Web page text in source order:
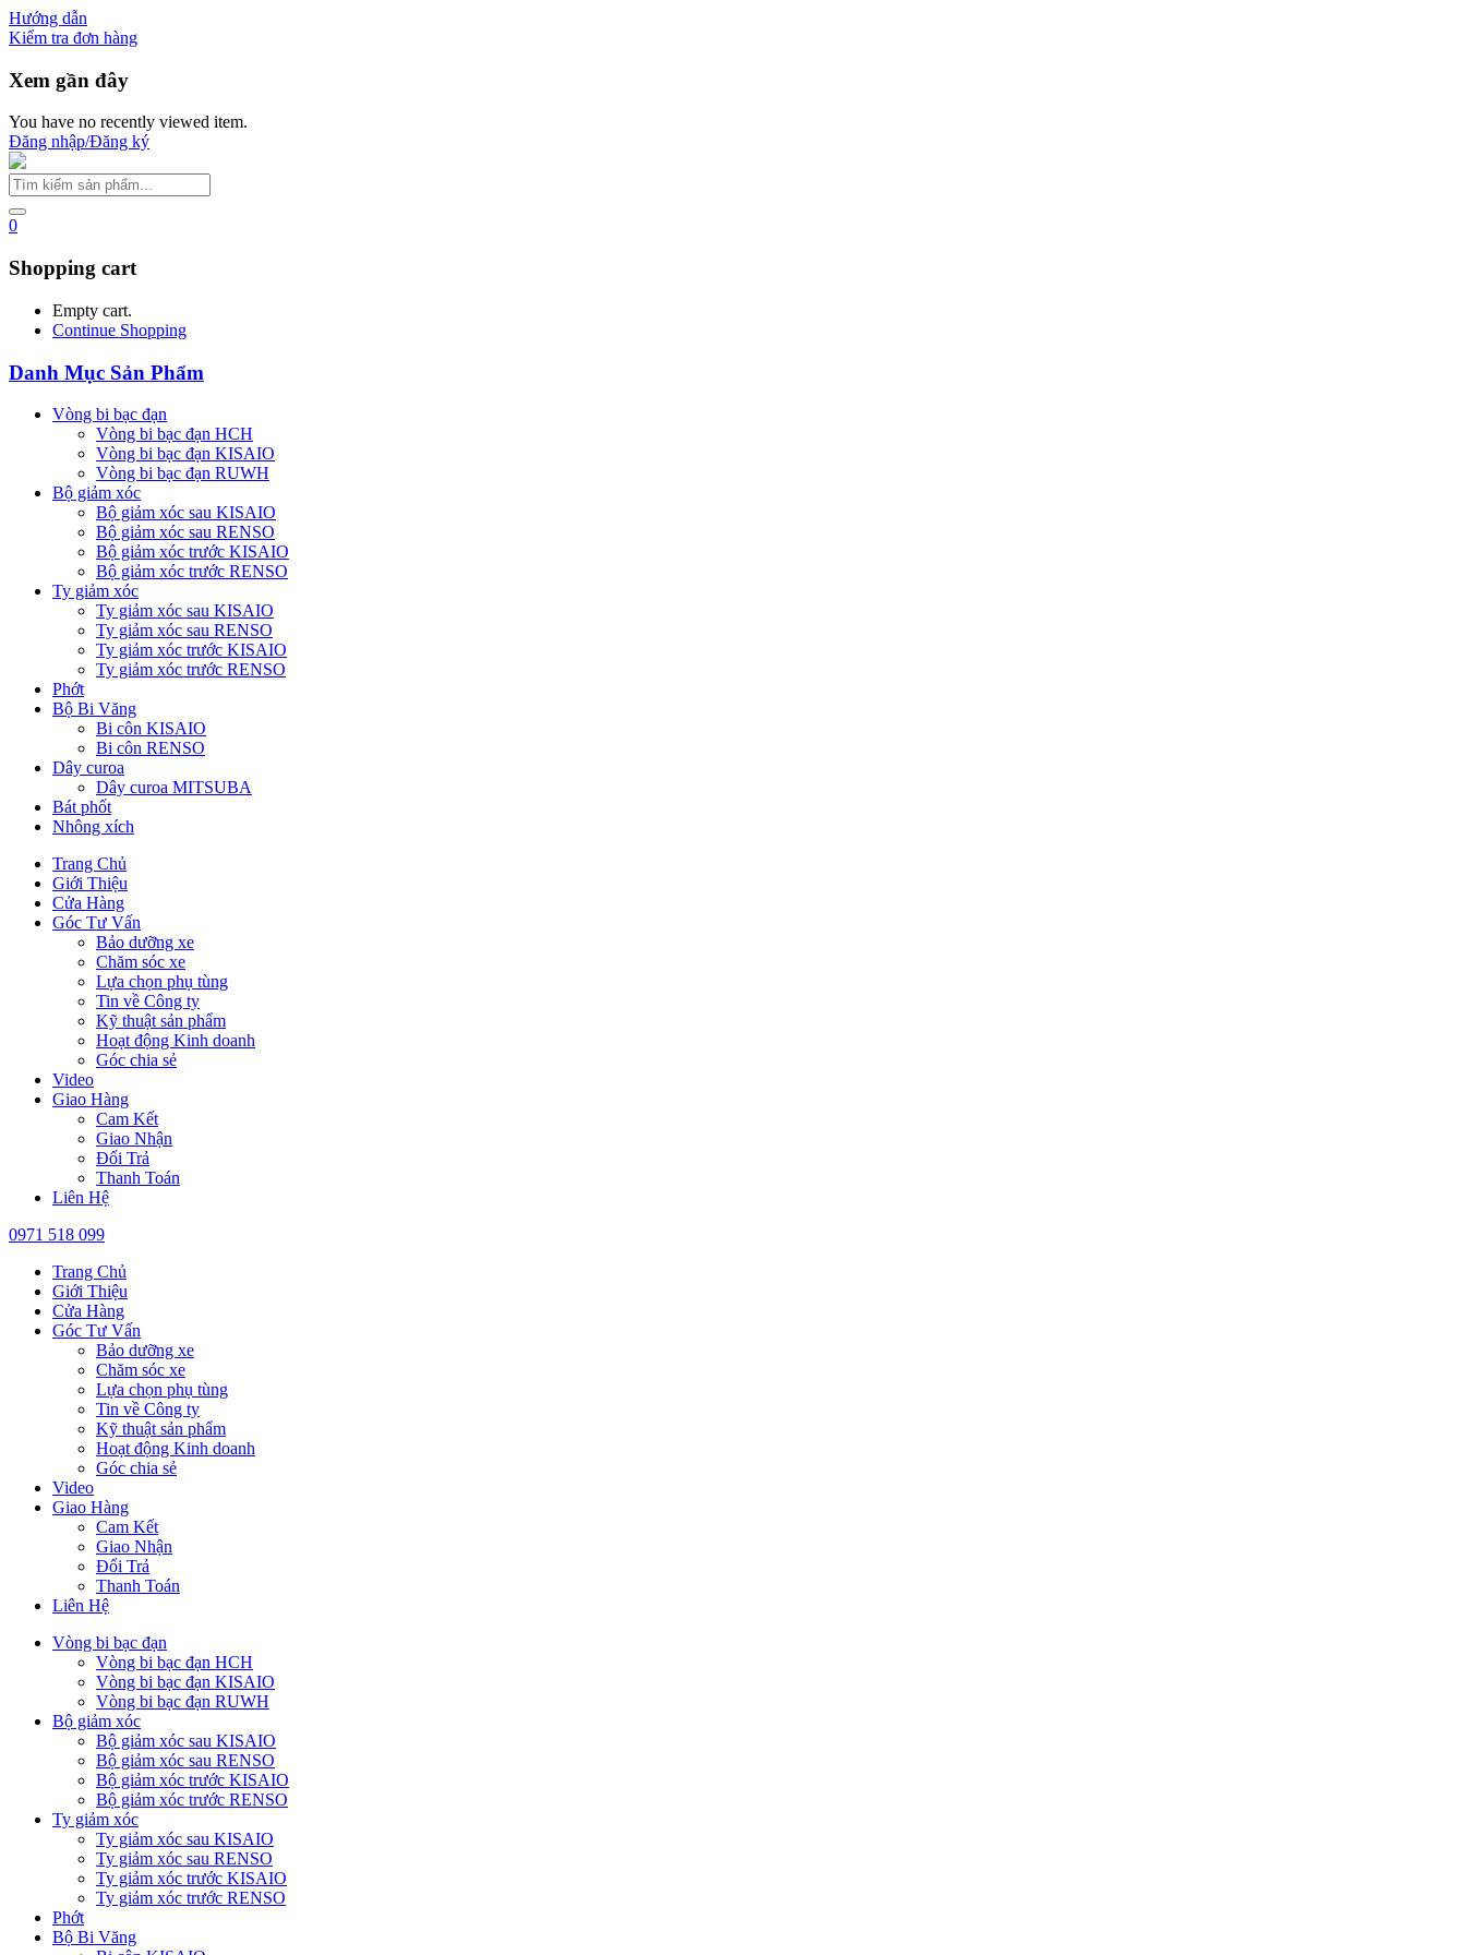
Hướng dẫn
Kiểm tra đơn hàng
Xem gần đây
You have no recently viewed item.
Đăng nhập/Đăng ký
0
Shopping cart
Empty cart.
Continue Shopping
Danh Mục Sản Phẩm
Vòng bi bạc đạn
Vòng bi bạc đạn HCH
Vòng bi bạc đạn KISAIO
Vòng bi bạc đạn RUWH
Bộ giảm xóc
Bộ giảm xóc sau KISAIO
Bộ giảm xóc sau RENSO
Bộ giảm xóc trước KISAIO
Bộ giảm xóc trước RENSO
Ty giảm xóc
Ty giảm xóc sau KISAIO
Ty giảm xóc sau RENSO
Ty giảm xóc trước KISAIO
Ty giảm xóc trước RENSO
Phớt
Bộ Bi Văng
Bi côn KISAIO
Bi côn RENSO
Dây curoa
Dây curoa MITSUBA
Bát phốt
Nhông xích
Trang Chủ
Giới Thiệu
Cửa Hàng
Góc Tư Vấn
Bảo dưỡng xe
Chăm sóc xe
Lựa chọn phụ tùng
Tin về Công ty
Kỹ thuật sản phẩm
Hoạt động Kinh doanh
Góc chia sẻ
Video
Giao Hàng
Cam Kết
Giao Nhận
Đổi Trả
Thanh Toán
Liên Hệ
0971 518 099
Trang Chủ
Giới Thiệu
Cửa Hàng
Góc Tư Vấn
Bảo dưỡng xe
Chăm sóc xe
Lựa chọn phụ tùng
Tin về Công ty
Kỹ thuật sản phẩm
Hoạt động Kinh doanh
Góc chia sẻ
Video
Giao Hàng
Cam Kết
Giao Nhận
Đổi Trả
Thanh Toán
Liên Hệ
Vòng bi bạc đạn
Vòng bi bạc đạn HCH
Vòng bi bạc đạn KISAIO
Vòng bi bạc đạn RUWH
Bộ giảm xóc
Bộ giảm xóc sau KISAIO
Bộ giảm xóc sau RENSO
Bộ giảm xóc trước KISAIO
Bộ giảm xóc trước RENSO
Ty giảm xóc
Ty giảm xóc sau KISAIO
Ty giảm xóc sau RENSO
Ty giảm xóc trước KISAIO
Ty giảm xóc trước RENSO
Phớt
Bộ Bi Văng